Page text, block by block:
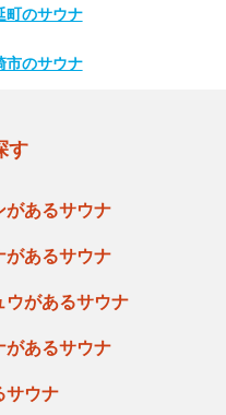
町のサウナ
市のサウナ
す
があるサウナ
があるサウナ
ウがあるサウナ
があるサウナ
サウナ